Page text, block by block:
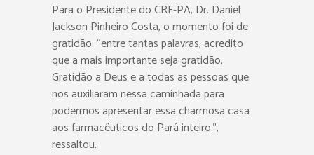
Para o Presidente do CRF-PA, Dr. Daniel
Jackson Pinheiro Costa, o momento foi de
gratidão: “entre tantas palavras, acredito
que a mais importante seja gratidão.
Gratidão a Deus e a todas as pessoas que
nos auxiliaram nessa caminhada para
podermos apresentar essa charmosa casa
aos farmacêuticos do Pará inteiro.”,
ressaltou.